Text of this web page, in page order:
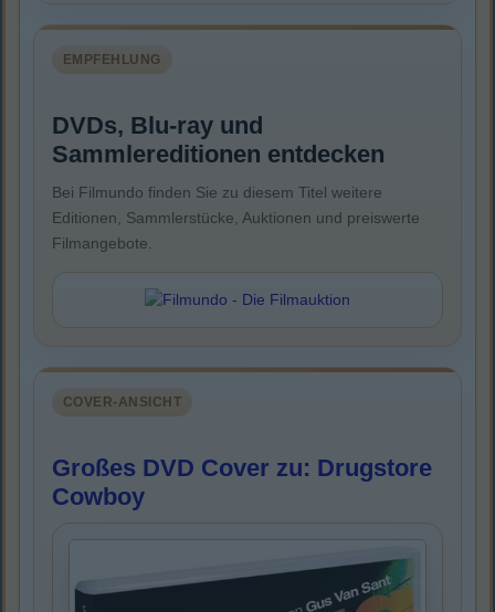
EMPFEHLUNG
DVDs, Blu-ray und
Sammlereditionen entdecken
Bei Filmundo finden Sie zu diesem Titel weitere
Editionen, Sammlerstücke, Auktionen und preiswerte
Filmangebote.
COVER-ANSICHT
Großes DVD Cover zu: Drugstore
Cowboy